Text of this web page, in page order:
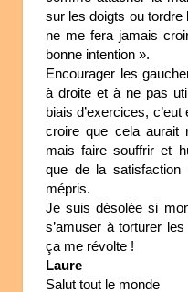
sur les doigts ou tordre
ne me fera jamais
bonne intention ».
Encourager les
à droite et à ne pas
biais d’exercices,
croire que cela aurait
mais faire souffrir et
que de la satisfaction
mépris.
Je suis désolée si
s’amuser à torturer
ça me révolte !
Laure
Salut tout le monde